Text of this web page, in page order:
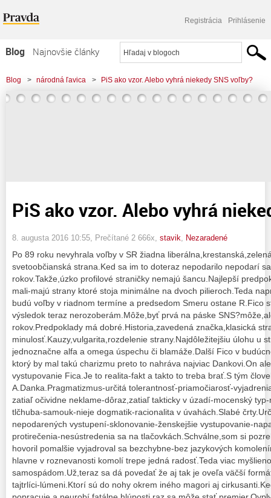
Registrácia Prihlásenie
Blog
Najnovšie články
Najčítanejšie články
Najkomentovanejšie články
Blog > národná ľavica > PiS ako vzor. Alebo vyhrá niekedy SNS voľby?
PiS ako vzor. Alebo vyhrá
8. augusta 2016 10:55 , Prečítané 2 666x, stavik Nezaradené
Po 89 roku nevyhrala voľby v SR žiadna
svetoobčianská strana.Ked sa im to doteraz nepodarilo nepodarí
rokov.Takže,úzko profilové straničky nemajú šancu.Najlepší
mali-majú strany ktoré stoja minimálne na dvoch pilieroch.Teda
budú voľby v riadnom termíne a predsedom Smeru ostane R.Fico
výsledok teraz nerozoberám.Môže,byť prvá na páske
rokov.Predpoklady má dobré.Historia,zavedená značka,klasická
minulosť.Kauzy,vulgarita,rozdelenie strany.Najdôležitejšiu úlohu u
jednoznačne alfa a omega úspechu či blamáže.Další Fico v
ktorý by mal takú charizmu preto to nahráva najviac Dankovi.On
vystupovanie Fica.Je to realita-fakt a takto to treba brať.S tým
A.Danka.Pragmatizmus-určitá tolerantnosť-priamočiarosť-
zatiaľ očividne neklame-dôraz,zatiaľ takticky v úzadí-mocenský
tlčhuba-samouk-nieje dogmatik-racionalita v úvahách.Slabé
nepodarených vystupení-sklonovanie-ženskejšie vystupovanie-
protirečenia-nesústredenia sa na tlačovkách.Schválne,som si
hovoril pomalšie vyjadroval sa bezchybne-bez jazykových
hlavne v roznevanosti komolí trepe jedná radosť.Teda viac
samospádom.Už,teraz sa dá povedať že aj tak je oveľa väčší
tajtrlíci-lúmeni.Ktorí sú do nohy okrem iného magori aj